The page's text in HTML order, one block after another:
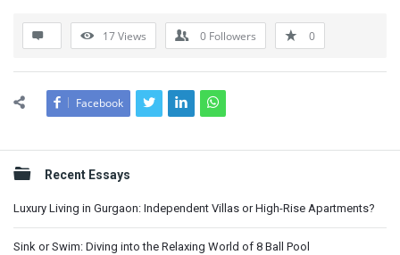
17Views 0 Followers 0
Facebook
Sidebar
Recent Essays
Luxury Living in Gurgaon: Independent Villas or High-Rise Apartments?
Sink or Swim: Diving into the Relaxing World of 8 Ball Pool